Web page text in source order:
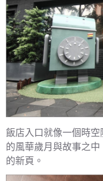
飯店入口就像一個時
的風華歲月與故事之
的新頁。